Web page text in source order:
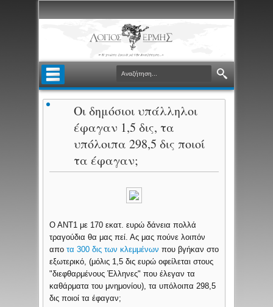
Οι δημόσιοι υπάλληλοι
έφαγαν 1,5 δις, τα
υπόλοιπα 298,5 δις ποιοί
τα έφαγαν;
Ο ΑΝΤ1 με 170 εκατ. ευρώ δάνεια πολλά
τραγούδια θα μας πεί. Ας μας πούνε λοιπόν
αποτα 300 δις των κλεμμένων που βγήκαν στο
εξωτερικό, (μόλις 1,5 δις ευρώ οφείλεται στους
"διεφθαρμένους Έλληνες" που έλεγαν τα
καθάρματα του μνημονίου), τα υπόλοιπα 298,5
δις ποιοί τα έφαγαν;